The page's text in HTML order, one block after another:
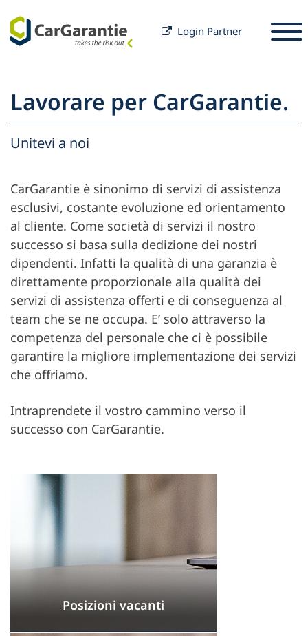
Login Partner
Partner
Proprietario del veicolo
Servizi di assistenza e
supporto
Partner
Proprietario del veicolo
Aziende
Carriera
Stampa
Lavorare per CarGarantie.
Unitevi a noi
CarGarantie è sinonimo di servizi di assistenza
esclusivi, costante evoluzione ed orientamento
al cliente. Come società di servizi il nostro
successo si basa sulla dedizione dei nostri
dipendenti. Infatti la qualità di una garanzia è
direttamente proporzionale alla qualità dei
servizi di assistenza offerti e di conseguenza al
team che se ne occupa. E’ solo attraverso la
competenza del personale che ci è possibile
garantire la migliore implementazione dei servizi
che offriamo.
Intraprendete il vostro cammino verso il
successo con CarGarantie.
Posizioni vacanti